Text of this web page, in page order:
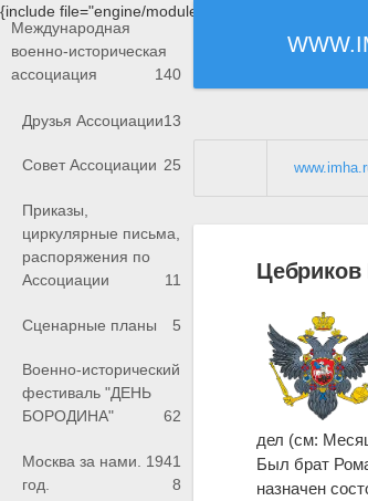
{include file="engine/modules/saperu/head.php"}
Международная
военно-историческая
ассоциация
140
Друзья Ассоциации13
Совет Ассоциации 25
Приказы,
циркулярные письма,
распоряжения по
Ассоциации
11
Сценарные планы 5
Военно-исторический
фестиваль "ДЕНЬ
БОРОДИНА"
62
Москва за нами. 1941
год.
8
дел (см:
Был брат
назначен